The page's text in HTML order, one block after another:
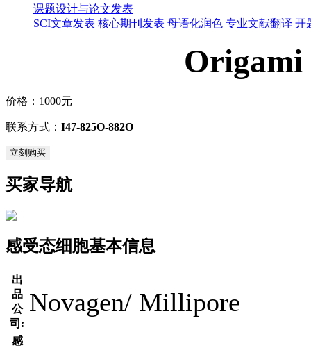
课题设计与论文发表
SCI文章发表 核心期刊发表 母语化润色 专业文献翻译 开
Origami
价格： 1000元
联系方式： I47-825O-882O
立刻购买
买家导航
感受态细胞基本信息
出
品
公
司:
Novagen/ Millipore
感